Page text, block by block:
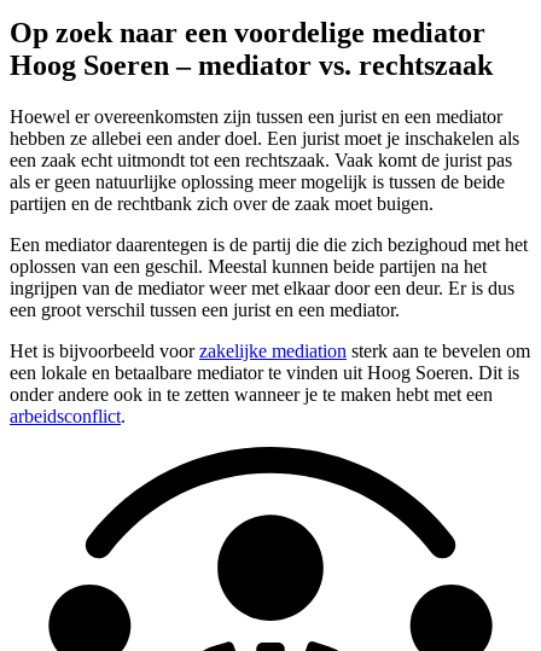
Op zoek naar een voordelige mediator
Hoog Soeren – mediator vs. rechtszaak
Hoewel er overeenkomsten zijn tussen een jurist en een mediator
hebben ze allebei een ander doel. Een jurist moet je inschakelen als
een zaak echt uitmondt tot een rechtszaak. Vaak komt de jurist pas
als er geen natuurlijke oplossing meer mogelijk is tussen de beide
partijen en de rechtbank zich over de zaak moet buigen.
Een mediator daarentegen is de partij die die zich bezighoud met het
oplossen van een geschil. Meestal kunnen beide partijen na het
ingrijpen van de mediator weer met elkaar door een deur. Er is dus
een groot verschil tussen een jurist en een mediator.
Het is bijvoorbeeld voorzakelijke mediation sterk aan te bevelen om
een lokale en betaalbare mediator te vinden uit Hoog Soeren. Dit is
onder andere ook in te zetten wanneer je te maken hebt met een
arbeidsconflict.